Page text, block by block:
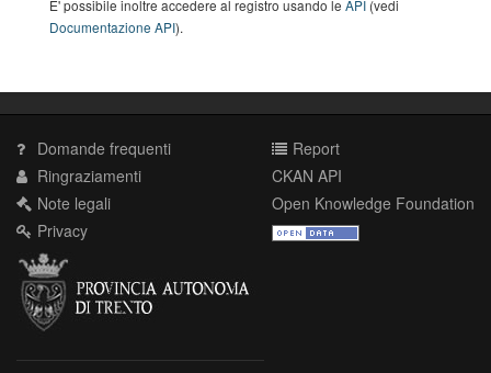
E' possibile inoltre accedere al registro usando le API (vedi
Documentazione API).
Domande frequenti
Ringraziamenti
Note legali
Privacy
Report
CKAN API
Open Knowledge Foundation